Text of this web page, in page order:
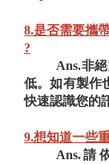
8.是否需要攜
?
Ans.非
低。如有製作
快速認識您的
9.想知道一些
Ans.請